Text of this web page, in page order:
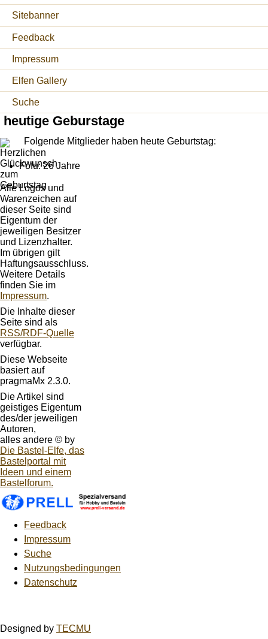
Sitebanner
Feedback
Impressum
Elfen Gallery
Suche
heutige Geburstage
Folgende Mitglieder haben heute Geburtstag:
Fofu: 26 Jahre
Alle Logos und
Warenzeichen auf
dieser Seite sind
Eigentum der
jeweiligen Besitzer
und Lizenzhalter.
Im übrigen gilt
Haftungsausschluss.
Weitere Details
finden Sie im
Impressum.
Die Inhalte dieser
Seite sind als
RSS/RDF-Quelle
verfügbar.
Diese Webseite
basiert auf
pragmaMx 2.3.0.
Die Artikel sind
geistiges Eigentum
des/der jeweiligen
Autoren,
alles andere © by
Die Bastel-Elfe, das
Bastelportal mit
Ideen und einem
Bastelforum.
Feedback
Impressum
Suche
Nutzungsbedingungen
Datenschutz
Designed by TECMU